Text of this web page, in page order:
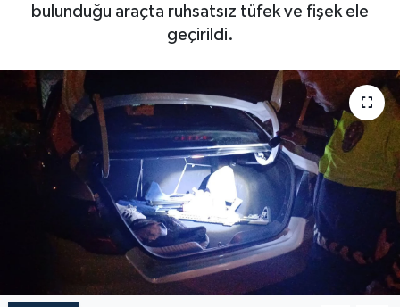
bulunduğu araçta ruhsatsız tüfek ve fişek ele
geçirildi.